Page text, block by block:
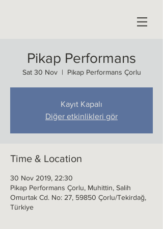
Pikap Performans
Sat 30 Nov
  |
Pikap Performans Çorlu
Kayıt Kapalı
Diğer etkinlikleri gör
Time & Location
30 Nov 2019, 22:30
Pikap Performans Çorlu, Muhittin, Salih
Omurtak Cd. No: 27, 59850 Çorlu/Tekirdağ,
Türkiye